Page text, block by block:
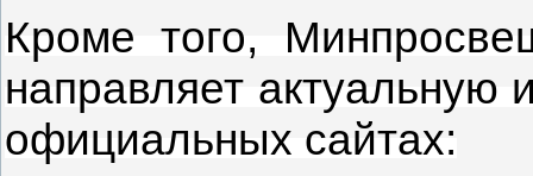
Кроме того,
направляет
официальных сайтах: